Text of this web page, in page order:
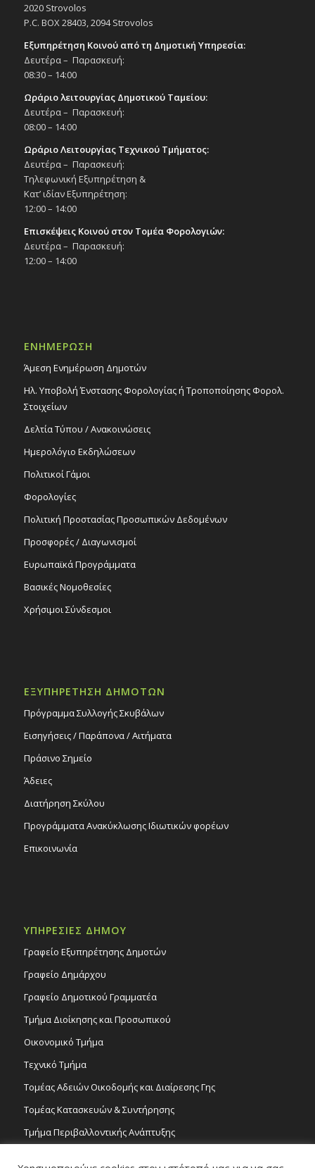
2020 Strovolos
P.C. BOX 28403, 2094 Strovolos
Εξυπηρέτηση Κοινού από τη Δημοτική Υπηρεσία:
Δευτέρα – Παρασκευή:
08:30 – 14:00
Ωράριο λειτουργίας Δημοτικού Ταμείου:
Δευτέρα – Παρασκευή:
08:00 – 14:00
Ωράριο Λειτουργίας Τεχνικού Τμήματος:
Δευτέρα – Παρασκευή:
Τηλεφωνική Εξυπηρέτηση &
Κατ’ ιδίαν Εξυπηρέτηση:
12:00 – 14:00
Επισκέψεις Κοινού στον Τομέα Φορολογιών:
Δευτέρα – Παρασκευή:
12:00 – 14:00
ΕΝΗΜΕΡΩΣΗ
Άμεση Ενημέρωση Δημοτών
Ηλ. Υποβολή Ένστασης Φορολογίας ή Τροποποίησης Φορολ.
Στοιχείων
Δελτία Τύπου / Ανακοινώσεις
Ημερολόγιο Εκδηλώσεων
Πολιτικοί Γάμοι
Φορολογίες
Πολιτική Προστασίας Προσωπικών Δεδομένων
Προσφορές / Διαγωνισμοί
Ευρωπαϊκά Προγράμματα
Βασικές Νομοθεσίες
Χρήσιμοι Σύνδεσμοι
ΕΞΥΠΗΡΕΤΗΣΗ ΔΗΜΟΤΩΝ
Πρόγραμμα Συλλογής Σκυβάλων
Εισηγήσεις / Παράπονα / Αιτήματα
Πράσινο Σημείο
Άδειες
Διατήρηση Σκύλου
Προγράμματα Ανακύκλωσης Ιδιωτικών φορέων
Επικοινωνία
ΥΠΗΡΕΣΙΕΣ ΔΗΜΟΥ
Γραφείο Εξυπηρέτησης Δημοτών
Γραφείο Δημάρχου
Γραφείο Δημοτικού Γραμματέα
Τμήμα Διοίκησης και Προσωπικού
Οικονομικό Τμήμα
Τεχνικό Τμήμα
Τομέας Αδειών Οικοδομής και Διαίρεσης Γης
Τομέας Κατασκευών & Συντήρησης
Τμήμα Περιβαλλοντικής Ανάπτυξης